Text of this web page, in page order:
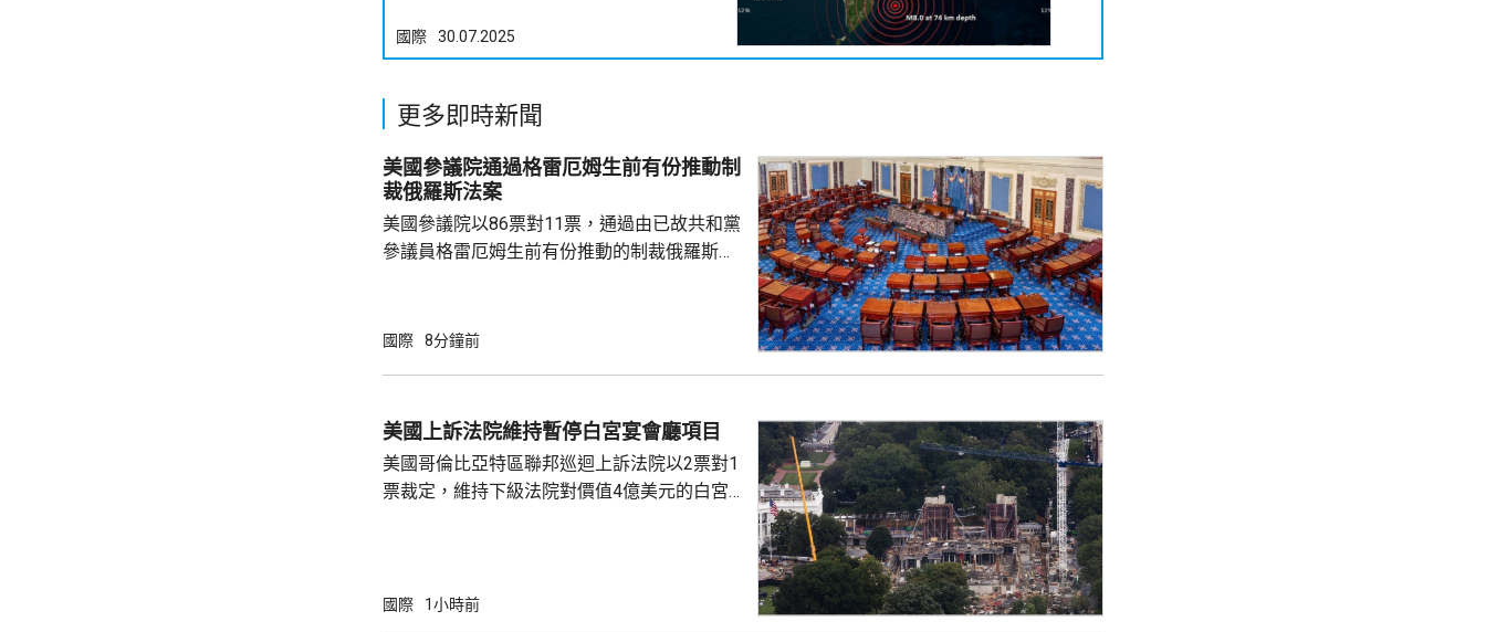
國際 30.07.2025
更多即時新聞
美國參議院通過格雷厄姆生前有份推動制
裁俄羅斯法案
美國參議院以86票對11票，通過由已故共和黨
參議員格雷厄姆生前有份推動的制裁俄羅斯法
斯石油及天然氣的5個國家，包括中國及印度
美國現有對俄制裁措施的運油輪。 格雷厄姆與
烏克蘭總統澤連斯基關係密切，上月去世前曾
訪問烏克蘭。澤連基斯其後到華...
國際 8分鐘前
美國上訴法院維持暫停白宮宴會廳項目
美國哥倫比亞特區聯邦巡迴上訴法院以2票對1
票裁定，維持下級法院對價值4億美元的白宮
法律賦予總統特朗普在未經國會批准下，興建
國際 1小時前